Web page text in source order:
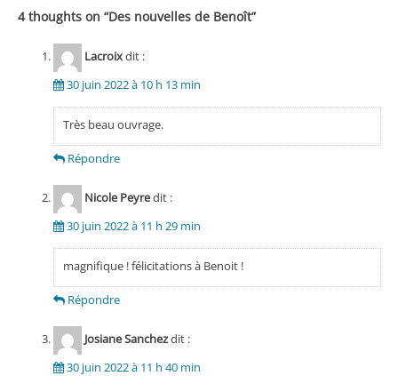
4 thoughts on “Des nouvelles de Benoît”
Lacroixdit :
30 juin 2022 à 10 h 13 min
Très beau ouvrage.
Répondre
Nicole Peyredit :
30 juin 2022 à 11 h 29 min
magnifique ! félicitations à Benoit !
Répondre
Josiane Sanchezdit :
30 juin 2022 à 11 h 40 min